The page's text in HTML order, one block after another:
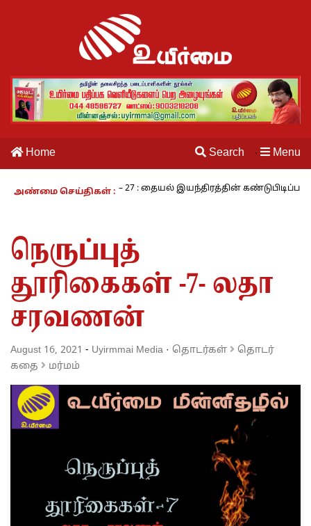
Home Search · Menu
அண்மை செய்திகள் :
காலம் – 27 : தையல் இயந்திரத்தின் கண்டுபிடிப்பாளர் யார்? -
நெருப்புத்
தூரிகைகள் -7- லதா
சரவணன்
August 16, 2021 - Uyirmmai Media · தொடர்கள்
தொடர்
கதை
மர்மம்